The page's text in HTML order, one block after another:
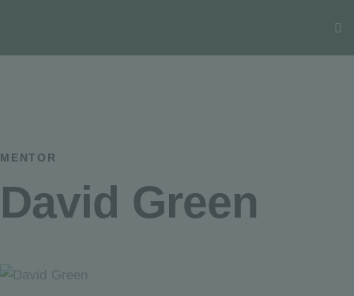
MENTOR
David Green